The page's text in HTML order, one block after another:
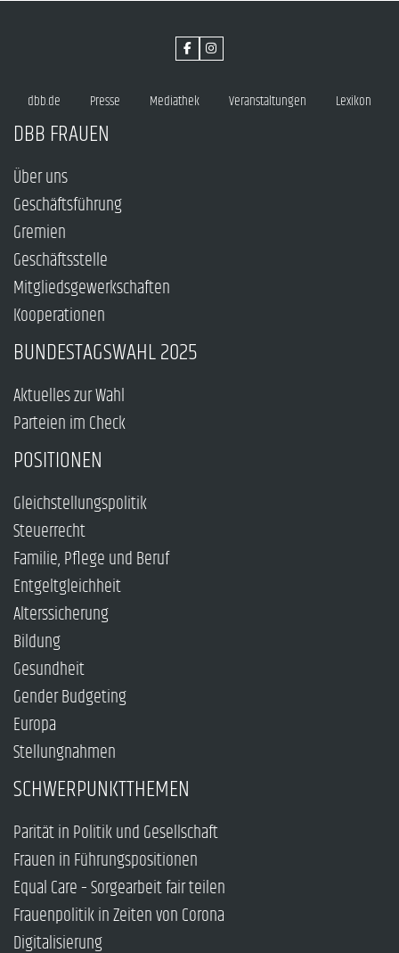
dbb.de Presse Mediathek Veranstaltungen Lexikon
DBB FRAUEN
Über uns
Geschäftsführung
Gremien
Geschäftsstelle
Mitgliedsgewerkschaften
Kooperationen
BUNDESTAGSWAHL 2025
Aktuelles zur Wahl
Parteien im Check
POSITIONEN
Gleichstellungspolitik
Steuerrecht
Familie, Pflege und Beruf
Entgeltgleichheit
Alterssicherung
Bildung
Gesundheit
Gender Budgeting
Europa
Stellungnahmen
SCHWERPUNKTTHEMEN
Parität in Politik und Gesellschaft
Frauen in Führungspositionen
Equal Care – Sorgearbeit fair teilen
Frauenpolitik in Zeiten von Corona
Digitalisierung